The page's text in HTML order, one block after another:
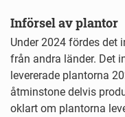
Införsel av plantor
Under 2024 fördes det
från andra länder. Det
levererade plantorna
åtminstone delvis
oklart om plantorna